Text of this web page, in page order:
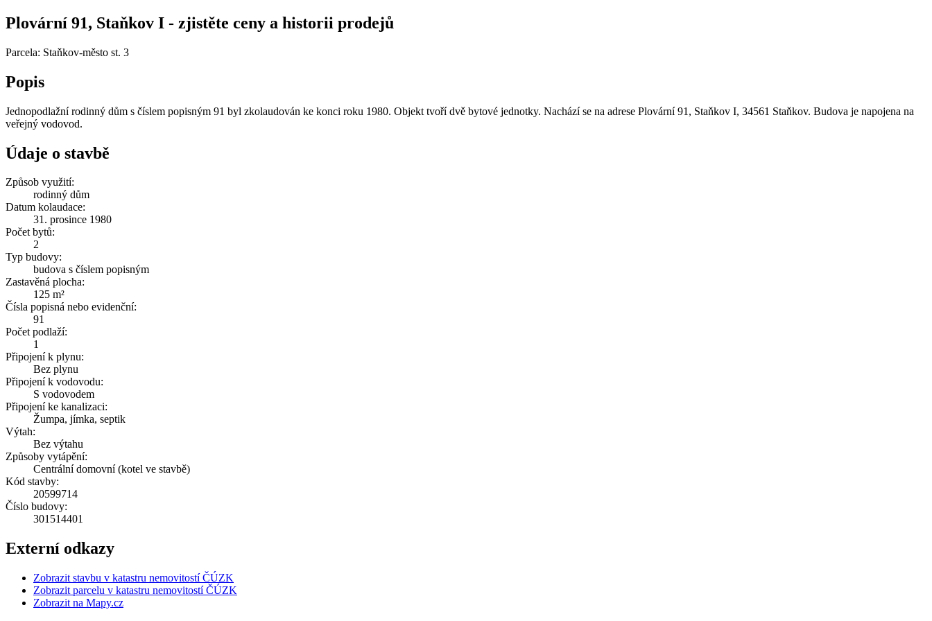
Plovární 91, Staňkov I - zjistěte ceny a historii prodejů
Parcela: Staňkov-město st. 3
Popis
Jednopodlažní rodinný dům s číslem popisným 91 byl zkolaudován ke konci roku 1980. Objekt tvoří dvě bytové jednotky. Nachází se na adrese Plovární 91, Staňkov I, 34561 Staňkov. Budova je napojena na
veřejný vodovod.
Údaje o stavbě
Způsob využití:
rodinný dům
Datum kolaudace:
31. prosince 1980
Počet bytů:
2
Typ budovy:
budova s číslem popisným
Zastavěná plocha:
125 m²
Čísla popisná nebo evidenční:
91
Počet podlaží:
1
Připojení k plynu:
Bez plynu
Připojení k vodovodu:
S vodovodem
Připojení ke kanalizaci:
Žumpa, jímka, septik
Výtah:
Bez výtahu
Způsoby vytápění:
Centrální domovní (kotel ve stavbě)
Kód stavby:
20599714
Číslo budovy:
301514401
Externí odkazy
Zobrazit stavbu v katastru nemovitostí ČÚZK
Zobrazit parcelu v katastru nemovitostí ČÚZK
Zobrazit na Mapy.cz